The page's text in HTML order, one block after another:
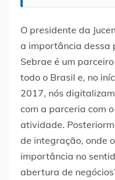
O presidente da
a importância dessa
Sebrae é um
todo o Brasil e, no
2017, nós
com a parceria com
atividade.
de integração, onde
importância no
abertura de